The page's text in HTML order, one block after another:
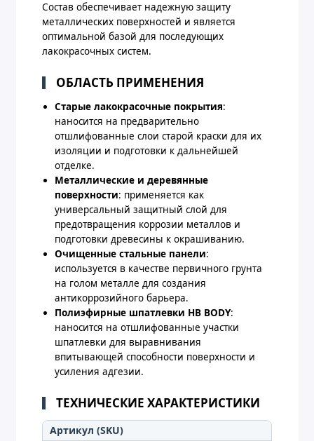
Состав обеспечивает надежную защиту
металлических поверхностей и является
оптимальной базой для последующих
лакокрасочных систем.
ОБЛАСТЬ ПРИМЕНЕНИЯ
Старые лакокрасочные покрытия:
наносится на предварительно
отшлифованные слои старой краски для их
изоляции и подготовки к дальнейшей
отделке.
Металлические и деревянные
поверхности: применяется как
универсальный защитный слой для
предотвращения коррозии металлов и
подготовки древесины к окрашиванию.
Очищенные стальные панели:
используется в качестве первичного грунта
на голом металле для создания
антикоррозийного барьера.
Полиэфирные шпатлевки HB BODY:
наносится на отшлифованные участки
шпатлевки для выравнивания
впитывающей способности поверхности и
усиления адгезии.
ТЕХНИЧЕСКИЕ ХАРАКТЕРИСТИКИ
Артикул (SKU)